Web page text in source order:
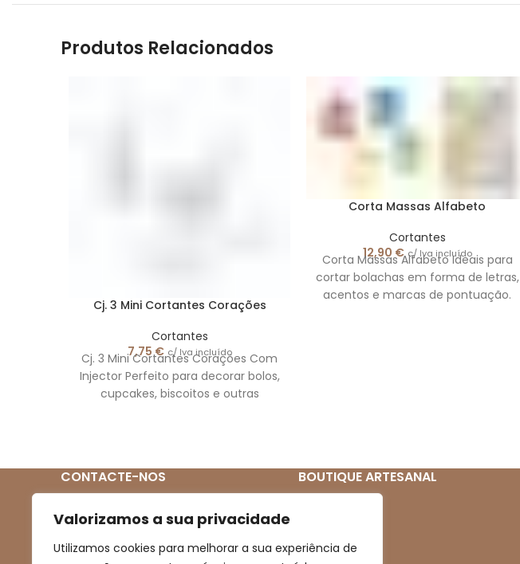
Valorizamos a sua privacidade
Utilizamos cookies para melhorar a sua experiência de
Produtos Relacionados
Cj. 3 Mini Cortantes Corações
Cortantes
7,75€ c/ Iva incluído
Cj. 3 Mini Cortantes Corações Com
Injector Perfeito para decorar bolos,
cupcakes, biscoitos e outras
Corta Massas Alfabeto
Cortantes
12,90 € c/ Iva incluído
Corta Massas Alfabeto Ideais para
cortar bolachas em forma de letras,
acentos e marcas de pontuação.
CONTACTE-NOS
(+351) 939 272 831
BOUTIQUE ARTESANAL